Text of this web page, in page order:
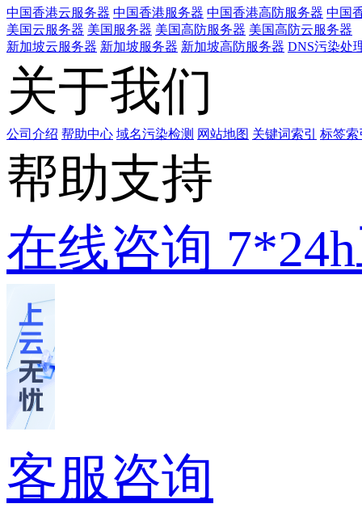
中国香港云服务器 中国香港服务器 中国香港高防服务器 中国
美国云服务器 美国服务器 美国高防服务器 美国高防云服务器
新加坡云服务器 新加坡服务器 新加坡高防服务器 DNS污染处
关于我们
公司介绍 帮助中心 域名污染检测 网站地图 关键词索引 标签索
帮助支持
在线咨询
客服咨询